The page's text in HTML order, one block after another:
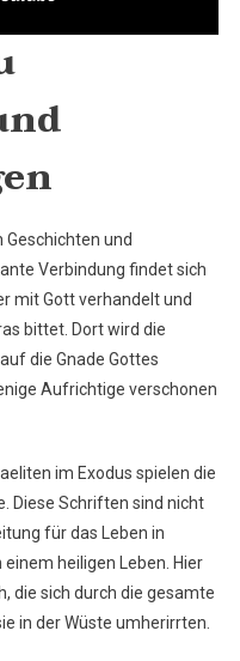
Geschichten und
Verbindung findet sich
mit Gott verhandelt und
bittet. Dort wird die
die Gnade Gottes
Aufrichtige verschonen
im Exodus spielen die
Diese Schriften sind nicht
für das Leben in
heiligen Leben. Hier
die sich durch die gesamte
in der Wüste umherirrten.